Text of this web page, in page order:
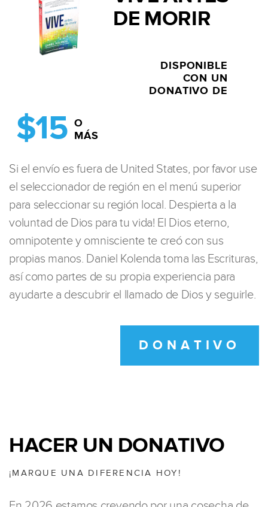
DE MORIR
DISPONIBLE
CON UN
DONATIVO DE
$15 O
MÁS
Si el envío es fuera de United States, por favor use
el seleccionador de región en el menú superior
para seleccionar su región local. Despierta a la
voluntad de Dios para tu vida! El Dios eterno,
omnipotente y omnisciente te creó con sus
propias manos. Daniel Kolenda toma las Escrituras,
así como partes de su propia experiencia para
ayudarte a descubrir el llamado de Dios y seguirle.
DONATIVO
HACER UN DONATIVO
¡MARQUE UNA DIFERENCIA HOY!